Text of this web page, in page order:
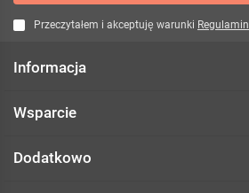
Przeczytałem i akceptuję warunki Regulamin
Informacja
Wsparcie
Dodatkowo